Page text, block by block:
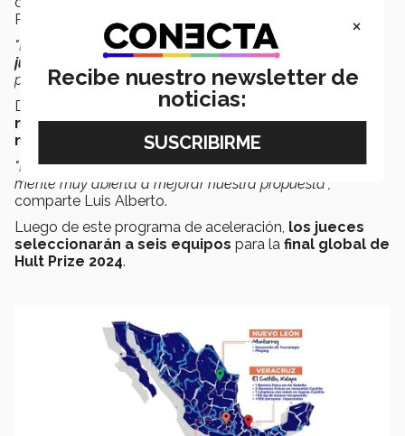
Prize 2024.
"Las sesiones del Hult Prize comenzaron en línea el
julio
14 de agostonos vamosa Londres
parte presencial" , relata María José.
Durante esas dos semanas el equipo trabajará con
mentores especializados para mejorar supitchy
modelo de negocios.
"Estamos muy emocionados por este viaje, vamos con la
mente muy abierta a mejorar nuestra propuesta",
comparte Luis Alberto.
Luego de este programa de aceleración, los jueces
seleccionarán a seis equipos para la final global de
Hult Prize 2024.
×
Recibe nuestro newsletter de
noticias: